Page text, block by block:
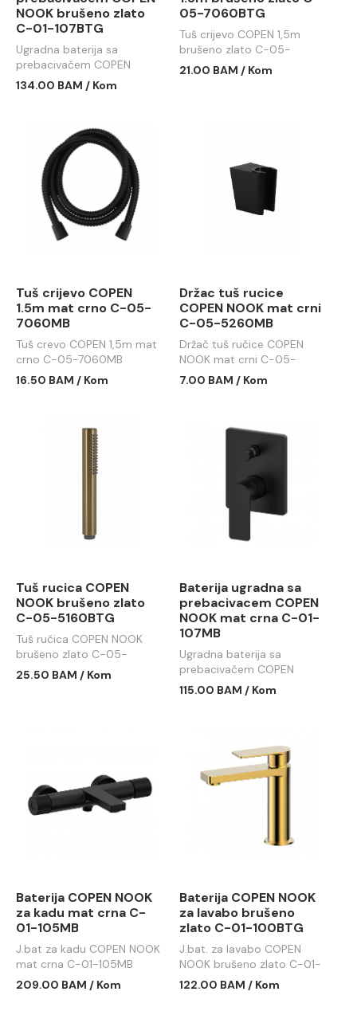
NOOK brušeno zlato
C-01-107BTG
Ugradna baterija sa
prebacivačem COPEN
NOOK brušeno zlato C-01-
134.00 BAM / Kom
05-7060BTG
Tuš crijevo COPEN 1,5m
brušeno zlato C-05-
7060BTG
21.00 BAM / Kom
Tuš crijevo COPEN
1.5m mat crno C-05-
7060MB
Tuš crevo COPEN 1,5m mat
crno C-05-7060MB
16.50 BAM / Kom
Držac tuš rucice
COPEN NOOK mat crni
C-05-5260MB
Držač tuš ručice COPEN
NOOK mat crni C-05-
5260MB
7.00 BAM / Kom
Tuš rucica COPEN
NOOK brušeno zlato
C-05-5160BTG
Tuš ručica COPEN NOOK
brušeno zlato C-05-
5160BTG
25.50 BAM / Kom
Baterija ugradna sa
prebacivacem COPEN
NOOK mat crna C-01-
107MB
Ugradna baterija sa
prebacivačem COPEN
NOOK mat crna C-01-
115.00 BAM / Kom
Baterija COPEN NOOK
za kadu mat crna C-
01-105MB
J.bat za kadu COPEN NOOK
mat crna C-01-105MB
209.00 BAM / Kom
Baterija COPEN NOOK
za lavabo brušeno
zlato C-01-100BTG
J.bat. za lavabo COPEN
NOOK brušeno zlato C-01-
100BTG
122.00 BAM / Kom